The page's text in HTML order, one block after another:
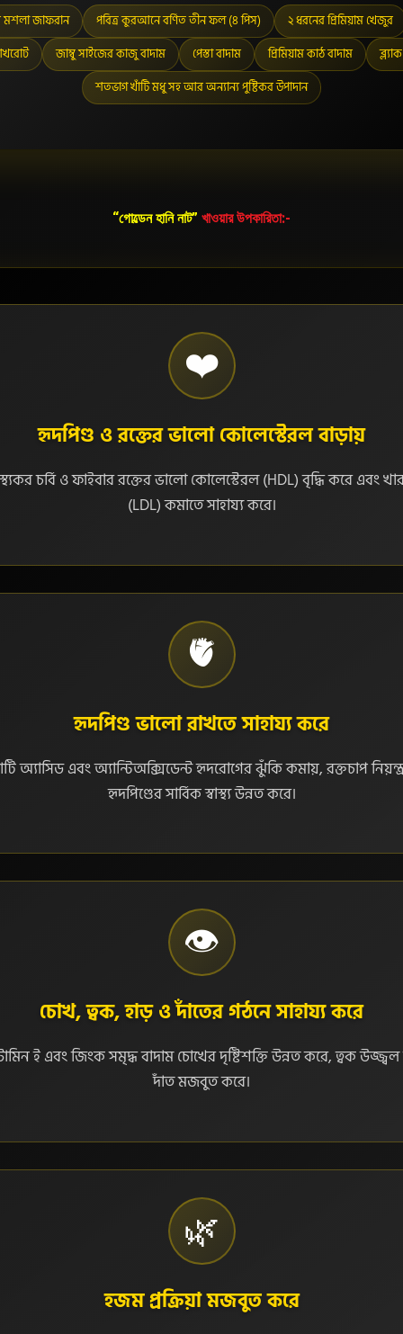
মশলা জাফরান পবিত্র কুরআনে বর্ণিত তীন ফল (৪ পিস)
২ ধরনের প্রিমিয়াম খেজুর
জাম্বু সাইজের কাজু বাদাম পেস্তা বাদাম প্রিমিয়াম কাঠ বাদাম
শতভাগ খাঁটি মধু সহ আর অন্যান্য পুষ্টিকর উপাদান
“গোল্ডেন হানি নাট” খাওয়ার উপকারিতা:-
❤️
হৃদপিণ্ড ও রক্তের ভালো কোলেস্টেরল বাড়ায়
চর্বি ও ফাইবার রক্তের ভালো কোলেস্টেরল (HDL) বৃদ্ধি করে এবং
(LDL) কমাতে সাহায্য করে।
🫀
হৃদপিণ্ড ভালো রাখতে সাহায্য করে
অ্যাসিড এবং অ্যান্টিঅক্সিডেন্ট হৃদরোগের ঝুঁকি কমায়, রক্তচাপ
হৃদপিণ্ডের সার্বিক স্বাস্থ্য উন্নত করে।
👁️
চোখ, ত্বক, হাড় ও দাঁতের গঠনে সাহায্য করে
ই এবং জিংক সমৃদ্ধ বাদাম চোখের দৃষ্টিশক্তি উন্নত করে, ত্বক
দাঁত মজবুত করে।
🌿
হজম প্রক্রিয়া মজবুত করে